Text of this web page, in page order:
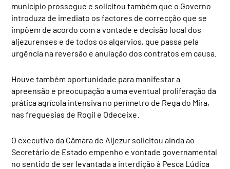
município prossegue e solicitou também que o Governo
introduza de imediato os factores de correcção que se
impõem de acordo com a vontade e decisão local dos
aljezurenses e de todos os algarvios, que passa pela
urgência na reversão e anulação dos contratos em causa.
Houve também oportunidade para manifestar a
apreensão e preocupação a uma eventual proliferação da
prática agrícola intensiva no perímetro de Rega do Mira,
nas freguesias de Rogil e Odeceixe.
O executivo da Câmara de Aljezur solicitou ainda ao
Secretário de Estado empenho e vontade governamental
no sentido de ser levantada a interdição à Pesca Lúdica